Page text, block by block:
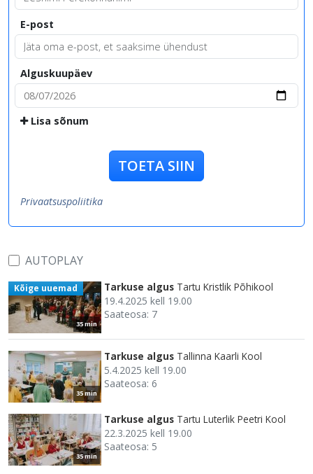
E-post
Alguskuupäev
Lisa sõnum
TOETA SIIN
Privaatsuspoliitika
AUTOPLAY
35 min
Kõige uuemad Tarkuse algus Tartu Kristlik Põhikool
19.4.2025 kell 19.00
Saateosa: 7
35 min
Tarkuse algus Tallinna Kaarli Kool
5.4.2025 kell 19.00
Saateosa: 6
35 min
Tarkuse algus Tartu Luterlik Peetri Kool
22.3.2025 kell 19.00
Saateosa: 5